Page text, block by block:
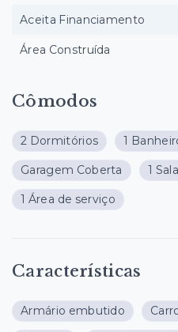
Cômodos
2 Dormitórios 1
Garagem Coberta 1
1 Área de serviço
Características
Armário embutido
Aceita Financiamento
Área Construída